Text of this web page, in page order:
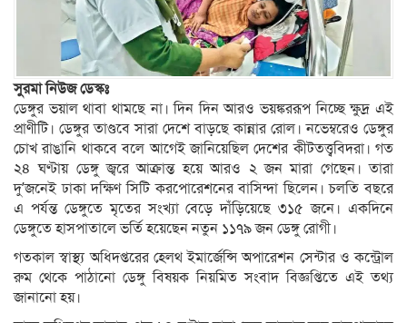
সুরমা নিউজ ডেস্কঃ
ডেঙ্গুর ভয়াল থাবা থামছে না। দিন দিন আরও ভয়ঙ্কররূপ নিচ্ছে ক্ষুদ্র এই
প্রাণীটি। ডেঙ্গুর তাণ্ডবে সারা দেশে বাড়ছে কান্নার রোল। নভেম্বরেও ডেঙ্গুর
চোখ রাঙানি থাকবে বলে আগেই জানিয়েছিল দেশের কীটতত্ত্ববিদরা। গত
২৪ ঘণ্টায় ডেঙ্গু জ্বরে আক্রান্ত হয়ে আরও ২ জন মারা গেছেন। তারা
দু’জনেই ঢাকা দক্ষিণ সিটি করপোরেশনের বাসিন্দা ছিলেন। চলতি বছরে
এ পর্যন্ত ডেঙ্গুতে মৃতের সংখ্যা বেড়ে দাঁড়িয়েছে ৩১৫ জনে। একদিনে
ডেঙ্গুতে হাসপাতালে ভর্তি হয়েছেন নতুন ১১৭৯ জন ডেঙ্গু রোগী।
গতকাল স্বাস্থ্য অধিদপ্তরের হেলথ ইমার্জেন্সি অপারেশন সেন্টার ও কন্ট্রোল
রুম থেকে পাঠানো ডেঙ্গু বিষয়ক নিয়মিত সংবাদ বিজ্ঞপ্তিতে এই তথ্য
জানানো হয়।